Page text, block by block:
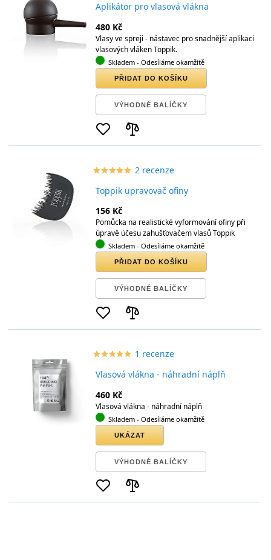
Aplikátor pro vlasová vlákna
480 Kč
Vlasy ve spreji - nástavec pro snadnější aplikaci
vlasových vláken Toppik.
Skladem - Odesíláme okamžitě
PŘIDAT DO KOŠÍKU
VÝHODNÉ BALÍČKY
star_borderstar_borderstar_borderstar_borderstar_border
starstarstarstarstar 2 recenze
Toppik upravovač ofiny
156 Kč
Pomůcka na realistické vyformování ofiny při
úpravě účesu zahušťovačem vlasů Toppik
Skladem - Odesíláme okamžitě
PŘIDAT DO KOŠÍKU
VÝHODNÉ BALÍČKY
star_borderstar_borderstar_borderstar_borderstar_border
starstarstarstarstar 1 recenze
Vlasová vlákna - náhradní náplň
460 Kč
Vlasová vlákna - náhradní náplň
Skladem - Odesíláme okamžitě
UKÁZAT
VÝHODNÉ BALÍČKY